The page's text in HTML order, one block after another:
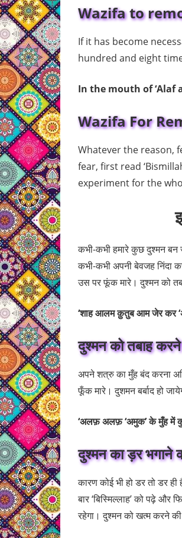
Wazifa to
If it has become
hundred and eight
In the mouth of ‘Alaf
Wazifa For
Whatever the reason,
fear, first read
experiment for the
कभी-कभी हमारे कुछ दुश्मन बन
कभी-कभी अपनी बेवजह निंदा
उस पर फूंक मारे। दुश्मन को
‘शाह आलम क़ुतुब आम जेर कर
दुश्मन को तबाह
अपने शत्रु का मुँह बंद करना
फूँक मारे। दुशमन बर्बाद हो
‘अलफ़ अलफ़ ‘अमुक’ के मुँह में
दुश्मन का ड़र भगाने
कारण कोई भी हो डर तो डर
बार ‘बिस्मिल्लाह’ को पढ़े
रहेगा। दुश्मन को खत्म करने